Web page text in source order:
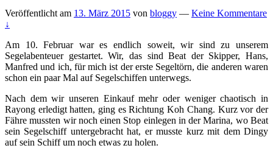
Veröffentlicht am 13. März 2015 von bloggy — Keine Kommentare
↓
Am 10. Februar war es endlich soweit, wir sind zu unserem
Segelabenteuer gestartet. Wir, das sind Beat der Skipper, Hans,
Manfred und ich, für mich ist der erste Segeltörn, die anderen waren
schon ein paar Mal auf Segelschiffen unterwegs.
Nach dem wir unseren Einkauf mehr oder weniger chaotisch in
Rayong erledigt hatten, ging es Richtung Koh Chang. Kurz vor der
Fähre mussten wir noch einen Stop einlegen in der Marina, wo Beat
sein Segelschiff untergebracht hat, er musste kurz mit dem Dingy
auf sein Schiff um noch etwas zu holen.